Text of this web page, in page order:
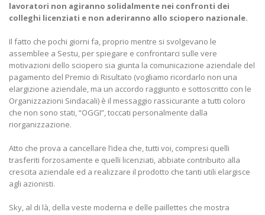
lavoratori non agiranno solidalmente nei confronti dei
colleghi licenziati e non aderiranno allo sciopero nazionale.
Il fatto che pochi giorni fa, proprio mentre si svolgevano le
assemblee a Sestu, per spiegare e confrontarci sulle vere
motivazioni dello sciopero sia giunta la comunicazione aziendale del
pagamento del Premio di Risultato (vogliamo ricordarlo non una
elargizione aziendale, ma un accordo raggiunto e sottoscritto con le
Organizzazioni Sindacali) è il messaggio rassicurante a tutti coloro
che non sono stati, “OGGI”, toccati personalmente dalla
riorganizzazione.
Atto che prova a cancellare l’idea che, tutti voi, compresi quelli
trasferiti forzosamente e quelli licenziati, abbiate contribuito alla
crescita aziendale ed a realizzare il prodotto che tanti utili elargisce
agli azionisti.
Sky, al di là, della veste moderna e delle paillettes che mostra